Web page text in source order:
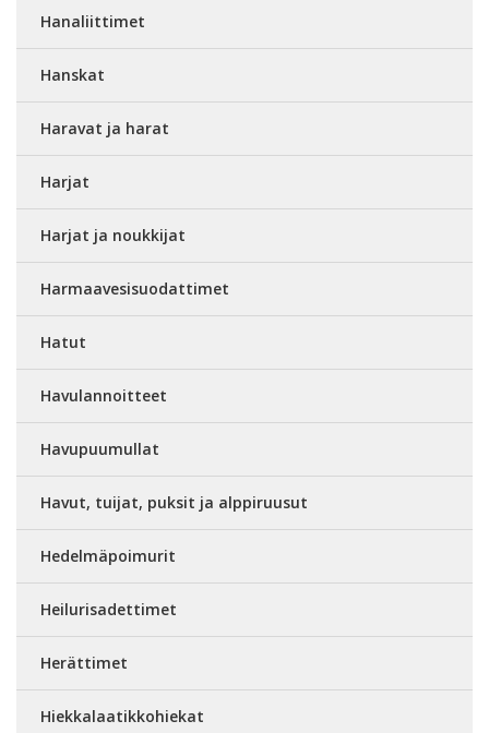
Hanaliittimet
Hanskat
Haravat ja harat
Harjat
Harjat ja noukkijat
Harmaavesisuodattimet
Hatut
Havulannoitteet
Havupuumullat
Havut, tuijat, puksit ja alppiruusut
Hedelmäpoimurit
Heilurisadettimet
Herättimet
Hiekkalaatikkohiekat